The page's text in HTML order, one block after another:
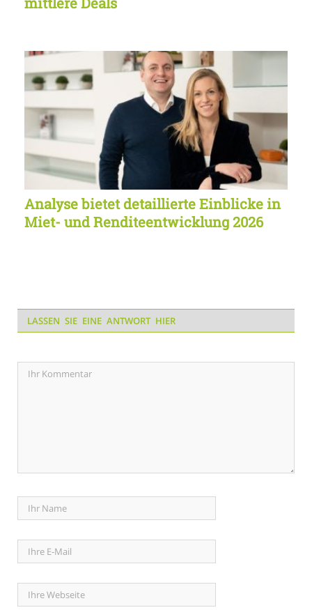
Analyse bietet detaillierte Einblicke in
Miet- und Renditeentwicklung 2026
LASSEN SIE EINE ANTWORT HIER